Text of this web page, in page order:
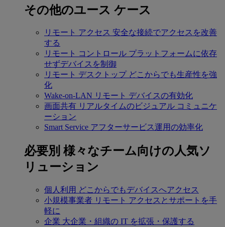
その他のユース ケース
リモート アクセス 安全な接続でアクセスを改善
する
リモート コントロール プラットフォームに依存
せずデバイスを制御
リモート デスクトップ どこからでも生産性を強
化
Wake-on-LAN リモート デバイスの有効化
画面共有 リアルタイムのビジュアル コミュニケ
ーション
Smart Service アフターサービス運用の効率化
必要別 様々なチーム向けの人気ソ
リューション
個人利用 どこからでもデバイスへアクセス
小規模事業者 リモート アクセスとサポートを手
軽に
企業 大企業・組織の IT を拡張・保護する